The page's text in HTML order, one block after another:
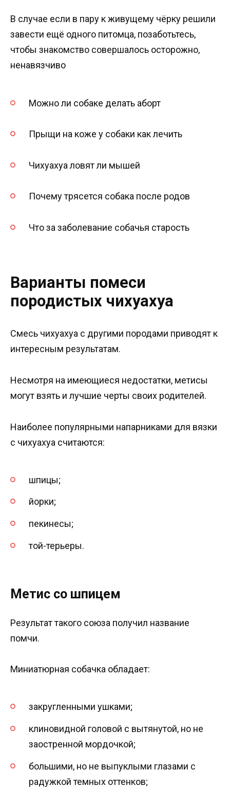
В случае если в пару к живущему чёрку решили
завести ещё одного питомца, позаботьтесь,
чтобы знакомство совершалось осторожно,
ненавязчиво
Можно ли собаке делать аборт
Прыщи на коже у собаки как лечить
Чихуахуа ловят ли мышей
Почему трясется собака после родов
Что за заболевание собачья старость
Варианты помеси
породистых чихуахуа
Смесь чихуахуа с другими породами приводят к
интересным результатам.
Несмотря на имеющиеся недостатки, метисы
могут взять и лучшие черты своих родителей.
Наиболее популярными напарниками для вязки
с чихуахуа считаются:
шпицы;
йорки;
пекинесы;
той-терьеры.
Метис со шпицем
Результат такого союза получил название
помчи.
Миниатюрная собачка обладает:
закругленными ушками;
клиновидной головой с вытянутой, но не
заостренной мордочкой;
большими, но не выпуклыми глазами с
радужкой темных оттенков;